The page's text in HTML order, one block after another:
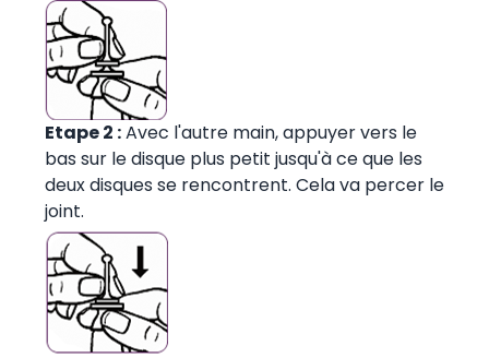
Etape 2 :Avec l'autre main, appuyer vers le
bas sur le disque plus petit jusqu'à ce que les
deux disques se rencontrent. Cela va percer le
joint.